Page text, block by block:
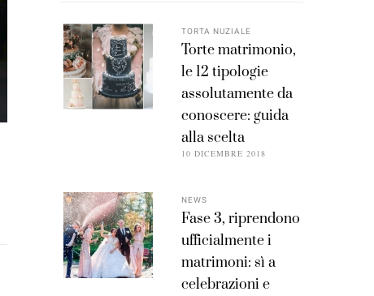
TORTA NUZIALE
Torte matrimonio,
le 12 tipologie
assolutamente da
conoscere: guida
alla scelta
10 DICEMBRE 2018
NEWS
Fase 3, riprendono
ufficialmente i
matrimoni: sì a
celebrazioni e